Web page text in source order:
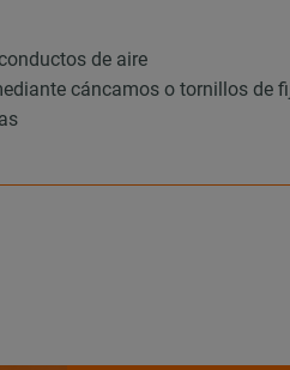
de aire
cáncamos o tornillos de